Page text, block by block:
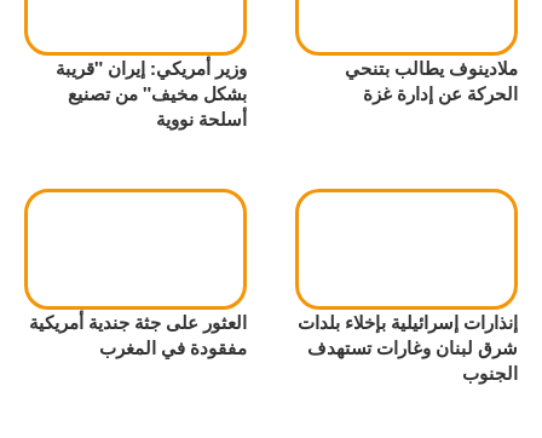
ملادينوف يطالب بتنحي
الحركة عن إدارة غزة
وزير أمريكي: إيران "قريبة
بشكل مخيف" من تصنيع
أسلحة نووية
إنذارات إسرائيلية بإخلاء بلدات
شرق لبنان وغارات تستهدف
الجنوب
العثور على جثة جندية أمريكية
مفقودة في المغرب